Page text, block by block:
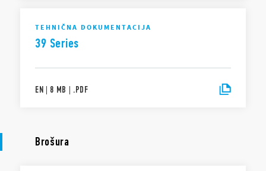
TEHNIČNA DOKUMENTACIJA
39 Series
EN | 8 MB | .PDF
Brošura